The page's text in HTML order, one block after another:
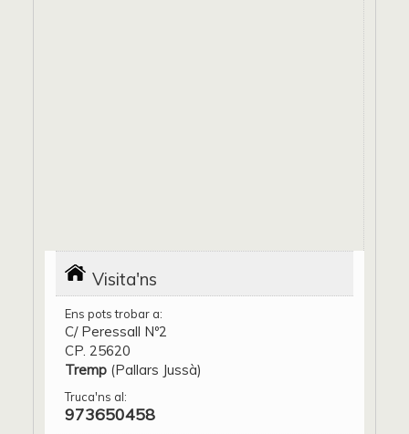
Visita'ns
Ens pots trobar a:
C/ Peressall Nº2
CP. 25620
Tremp (Pallars Jussà)
Truca'ns al:
973650458